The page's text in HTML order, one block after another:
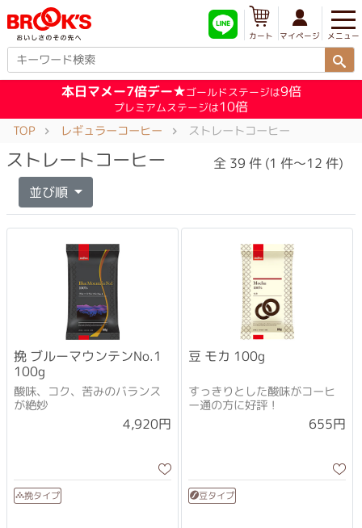
メニュー
マイページ
カート
本日マメー7倍デー★ゴールドステージは9倍
プレミアムステージは10倍
TOP レギュラーコーヒー ストレートコーヒー
ストレートコーヒー 全 39 件 (1 件～12 件)
並び順
挽 ブルーマウンテンNo.1
100g
酸味、コク、苦みのバランス
が絶妙
4,920円
挽タイプ
豆 モカ 100g
すっきりとした酸味がコーヒ
ー通の方に好評！
655円
豆タイプ